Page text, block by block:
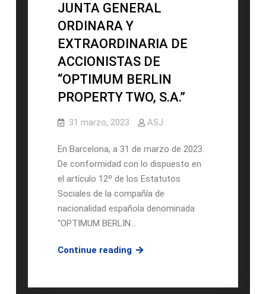
“OPTIMUM
BERLIN
PROPERTY,
S.A.”
JUNTA GENERAL
ORDINARA Y
EXTRAORDINARIA DE
ACCIONISTAS DE
“OPTIMUM BERLIN
PROPERTY TWO, S.A.”
31 marzo, 2023 ASJ
En Barcelona, a 31 de marzo de 2023.
De conformidad con lo dispuesto en
el artículo 12º de los Estatutos
Sociales de la compañía de
nacionalidad española denominada
“OPTIMUM BERLIN…
Continue readingCONVOCATORIA